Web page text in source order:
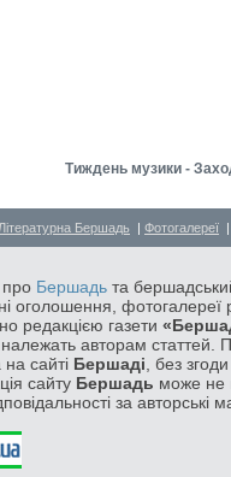
Тиждень музики -
Літературна Бершадь | Фотогалереї
Бершадь та
оголошення, фотогалереї
редакцією газети
авторам статтей.
сайті Бершаді , без
сайту Бершадь може не
за авторські